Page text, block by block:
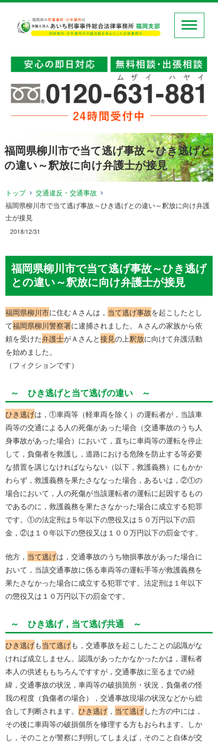
福岡県柳川市で当て逃げ事故～ひき逃げと
の違い～釈放に向け弁護士が接見
トップ
交通違反・交通事故
福岡県柳川市で当て逃げ事故～ひき逃げとの違い～釈放に向け弁護
士が接見
2018/12/31
福岡県柳川市で当て逃げ事故～ひき逃げ
との違い～釈放に向け弁護士が接見
福岡県柳川市に住むＡさんは， 当て逃げ事故を起こしたとし
て福岡県柳川警察署に逮捕されました。Ａさんの家族から依
頼を受けた弁護士がＡさんと接見の上釈放に向けて弁護活動
を始めました。
（フィクションです）
～ ひき逃げと当て逃げの違い ～
ひき逃げは，①車両等（軽車両を除く）の運転者が，当該車
両等の交通による人の死傷があった場合（交通事故のうち人
身事故があった場合）において，直ちに車両等の運転を停止
して，負傷者を救護し，道路における危険を防止する等必要
な措置を講じなければならない（以下，救護義務）にもかか
わらず，救護義務を果たさななった場合，あるいは，②①の
場合において，人の死傷が当該運転者の運転に起因するもの
であるのに，救護義務を果たさなかった場合に成立する犯罪
です。①の法定刑は５年以下の懲役又は５０万円以下の罰
金，②は１０年以下の懲役又は１００万円以下の罰金です。
他方， 当て逃げは，交通事故のうち物損事故があった場合に
おいて，当該交通事故に係る車両等の運転手等が救護義務を
果たさなかった場合に成立する犯罪です。法定刑は１年以下
の懲役又は１０万円以下の罰金です。
～ ひき逃げ，当て逃げ共通 ～
ひき逃げも当て逃げも，交通事故を起こしたことの認識がな
ければ成立しません。認識があったかなかったかは，運転者
本人の供述ももちろんですすが，交通事故に至るまでの経
緯，交通事故の状況，車両等の破損箇所・状況，負傷者の怪
我の程度（負傷者の場合），交通事故現場の状況などから総
合して判断されます。ひき逃げ ， 当て逃げした方の中には，
その後に車両等の破損個所を修理する方もおられます。しか
し，そのことが警察に判明してしまえば，そのこと自体が交